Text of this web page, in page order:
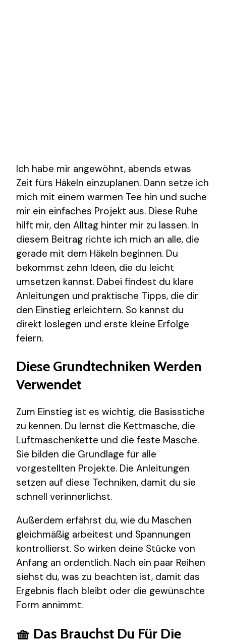
Ich habe mir angewöhnt, abends etwas
Zeit fürs Häkeln einzuplanen. Dann setze ich
mich mit einem warmen Tee hin und suche
mir ein einfaches Projekt aus. Diese Ruhe
hilft mir, den Alltag hinter mir zu lassen. In
diesem Beitrag richte ich mich an alle, die
gerade mit dem Häkeln beginnen. Du
bekommst zehn Ideen, die du leicht
umsetzen kannst. Dabei findest du klare
Anleitungen und praktische Tipps, die dir
den Einstieg erleichtern. So kannst du
direkt loslegen und erste kleine Erfolge
feiern.
Diese Grundtechniken Werden
Verwendet
Zum Einstieg ist es wichtig, die Basisstiche
zu kennen. Du lernst die Kettmasche, die
Luftmaschenkette und die feste Masche.
Sie bilden die Grundlage für alle
vorgestellten Projekte. Die Anleitungen
setzen auf diese Techniken, damit du sie
schnell verinnerlichst.
Außerdem erfährst du, wie du Maschen
gleichmäßig arbeitest und Spannungen
kontrollierst. So wirken deine Stücke von
Anfang an ordentlich. Nach ein paar Reihen
siehst du, was zu beachten ist, damit das
Ergebnis flach bleibt oder die gewünschte
Form annimmt.
🧺 Das Brauchst Du Für Die